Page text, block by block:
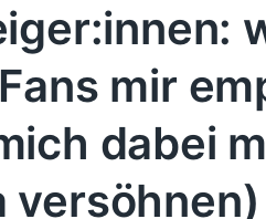
mir
dabei
versöhnen)